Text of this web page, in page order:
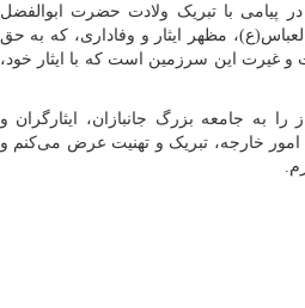
پیامی با تبریک ولادت حضرت ابوالفضل
مظهر ایثار و وفاداری، که به حق
و غیرت این سرزمین است که با ایثار خود،
به جامعه بزرگ جانبازان، ایثارگران و
امور خارجه، تبریک و تهنیت عرض می‌کنم و